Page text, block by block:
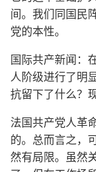
间。我们同国民
党的本性。
国际共产新闻：
人阶级进行了明
抗留下了什么？
法国共产党人革
的。总而言之，
然有局限。虽然